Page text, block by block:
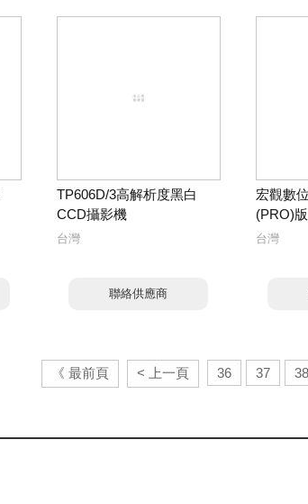
TP606D/3高解析度黑白
CCD攝影機
台灣
聯絡供應商
宏觀數
(PRO)版
台灣
《 最前頁 < 上一頁 36 37 38